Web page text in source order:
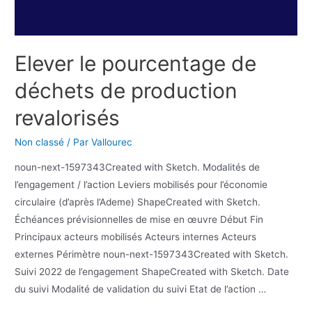
Elever le pourcentage de
déchets de production
revalorisés
Non classé / ParVallourec
noun-next-1597343Created with Sketch. Modalités de
l’engagement / l’action Leviers mobilisés pour l’économie
circulaire (d’après l’Ademe) ShapeCreated with Sketch.
Échéances prévisionnelles de mise en œuvre Début Fin
Principaux acteurs mobilisés Acteurs internes Acteurs
externes Périmètre noun-next-1597343Created with Sketch.
Suivi 2022 de l’engagement ShapeCreated with Sketch. Date
du suivi Modalité de validation du suivi Etat de l’action …